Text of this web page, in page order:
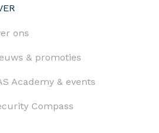
ons
& promoties
Academy & events
Compass